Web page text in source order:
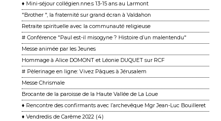
♦ Mini-séjour collégien.nne.s 13-15 ans au Larmont
"Brother ", la fraternité sur grand écran à Valdahon
Retraite spirituelle avec la communauté religieuse
# Conférence "Paul est-il misogyne ? Histoire d’un malentendu"
Messe animée par les Jeunes
Hommage à Alice DOMONT et Léonie DUQUET sur RCF
# Pèlerinage en ligne: Vivez Pâques à Jérusalem
Messe Chrismale
Brocante de la paroisse de la Haute Vallée de La Loue
♦ Rencontre des confirmants avec l’archevêque Mgr Jean-Luc Bouilleret
♦ Vendredis de Carême 2022 (4)